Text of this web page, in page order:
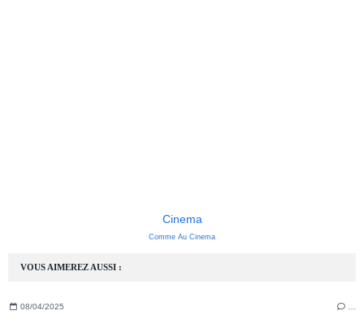
VOUS AIMEREZ AUSSI :
08/04/2025 …
Cinema
Comme Au Cinema